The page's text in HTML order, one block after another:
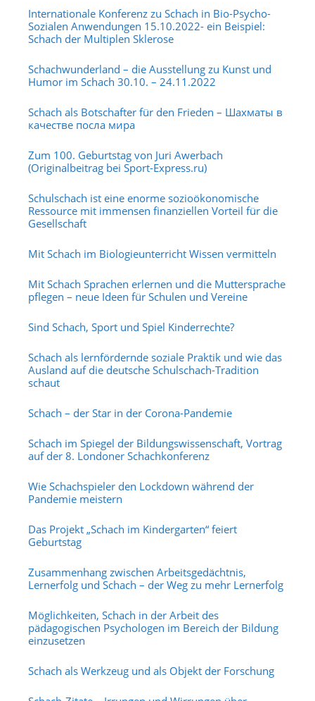
Internationale Konferenz zu Schach in Bio-Psycho-
Sozialen Anwendungen 15.10.2022- ein Beispiel:
Schach der Multiplen Sklerose
Schachwunderland – die Ausstellung zu Kunst und
Humor im Schach 30.10. – 24.11.2022
Schach als Botschafter für den Frieden – Шахматы в
качестве посла мира
Zum 100. Geburtstag von Juri Awerbach
(Originalbeitrag bei Sport-Express.ru)
Schulschach ist eine enorme sozioökonomische
Ressource mit immensen finanziellen Vorteil für die
Gesellschaft
Mit Schach im Biologieunterricht Wissen vermitteln
Mit Schach Sprachen erlernen und die Muttersprache
pflegen – neue Ideen für Schulen und Vereine
Sind Schach, Sport und Spiel Kinderrechte?
Schach als lernfördernde soziale Praktik und wie das
Ausland auf die deutsche Schulschach-Tradition
schaut
Schach – der Star in der Corona-Pandemie
Schach im Spiegel der Bildungswissenschaft, Vortrag
auf der 8. Londoner Schachkonferenz
Wie Schachspieler den Lockdown während der
Pandemie meistern
Das Projekt „Schach im Kindergarten“ feiert
Geburtstag
Zusammenhang zwischen Arbeitsgedächtnis,
Lernerfolg und Schach – der Weg zu mehr Lernerfolg
Möglichkeiten, Schach in der Arbeit des
pädagogischen Psychologen im Bereich der Bildung
einzusetzen
Schach als Werkzeug und als Objekt der Forschung